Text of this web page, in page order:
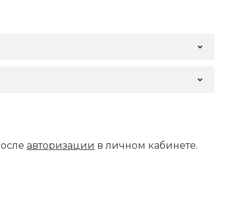
авторизации в личном кабинете.